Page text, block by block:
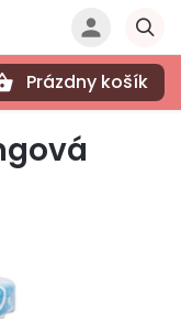
Prázdny košík